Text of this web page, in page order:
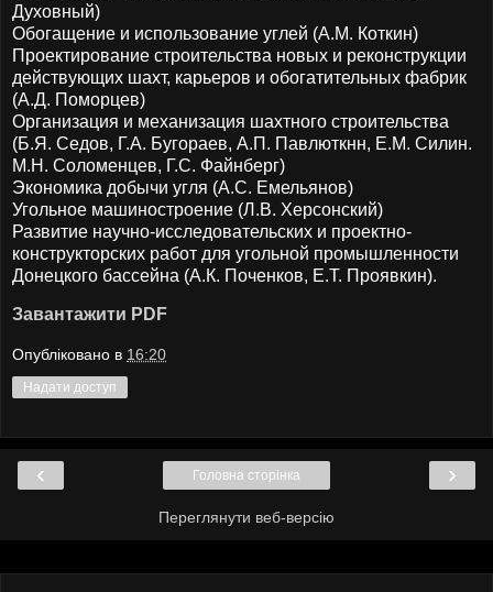
Духовный)
Обогащение и использование углей (А.М. Коткин)
Проектирование строительства новых и реконструкции
действующих шахт, карьеров и обогатительных фабрик
(А.Д. Поморцев)
Организация и механизация шахтного строительства
(Б.Я. Седов, Г.А. Бугораев, А.П. Павлюткнн, Е.М. Силин.
М.Н. Соломенцев, Г.С. Файнберг)
Экономика добычи угля (А.С. Емельянов)
Угольное машиностроение (Л.В. Херсонский)
Развитие научно-исследовательских и проектно-
конструкторских работ для угольной промышленности
Донецкого бассейна (А.К. Поченков, Е.Т. Проявкин).
Завантажити PDF
Опубліковано в 16:20
Надати доступ
‹ ›
Головна сторінка
Переглянути веб-версію